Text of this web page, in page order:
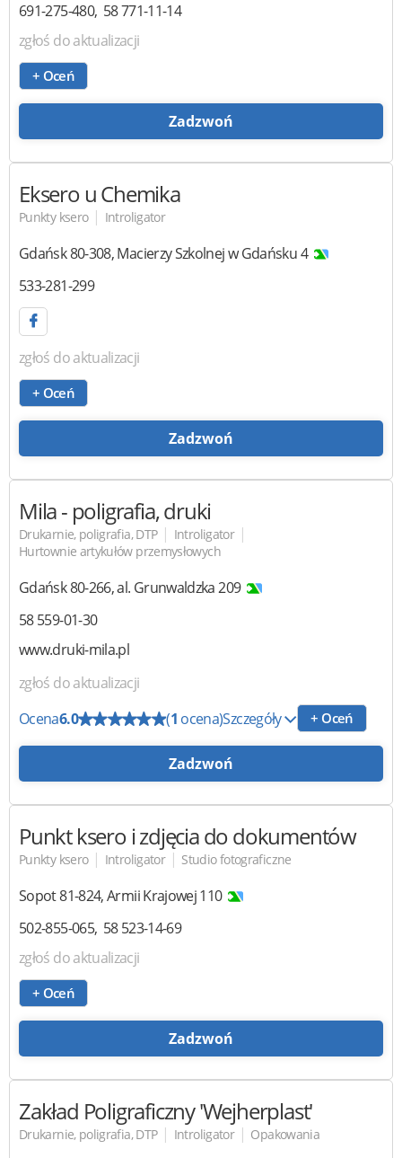
691-275-480 58 771-11-14
zgłoś do aktualizacji
+ Oceń
Zadzwoń
Eksero u Chemika
Punkty ksero | Introligator
Gdańsk80-308,Macierzy Szkolnej w Gdańsku 4
533-281-299
zgłoś do aktualizacji
+ Oceń
Zadzwoń
Mila- poligrafia, druki
Drukarnie, poligrafia, DTP | Introligator |
Hurtownie artykułów przemysłowych
Gdańsk80-266,al. Grunwaldzka 209
58 559-01-30
www.druki-mila.pl
zgłoś do aktualizacji
Ocena6.0 (1 ocena)Szczegóły + Oceń
Zadzwoń
Punkt ksero i zdjęcia do dokumentów
Punkty ksero | Introligator | Studio fotograficzne
Sopot81-824,Armii Krajowej 110
502-855-065 58 523-14-69
zgłoś do aktualizacji
+ Oceń
Zadzwoń
Zakład Poligraficzny'Wejherplast'
Drukarnie, poligrafia, DTP | Introligator | Opakowania